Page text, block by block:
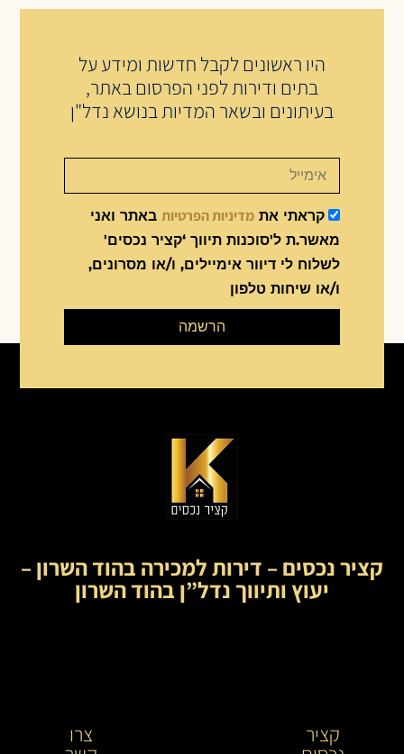
היו ראשונים לקבל חדשות ומידע על
בתים ודירות לפני הפרסום באתר,
בעיתונים ובשאר המדיות בנושא נדל"ן
קראתי את מדיניות הפרטיות באתר ואני
מאשר.ת ל'סוכנות תיווך ‘קציר נכסים'
לשלוח לי דיוור אימיילים, ו/או מסרונים,
ו/או שיחות טלפון
הרשמה
קציר נכסים – דירות למכירה בהוד השרון –
יעוץ ותיווך נדל”ן בהוד השרון
קציר צרו